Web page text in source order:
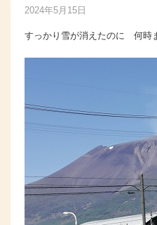
2024年5月15日
すっかり雪が消えたのに 何